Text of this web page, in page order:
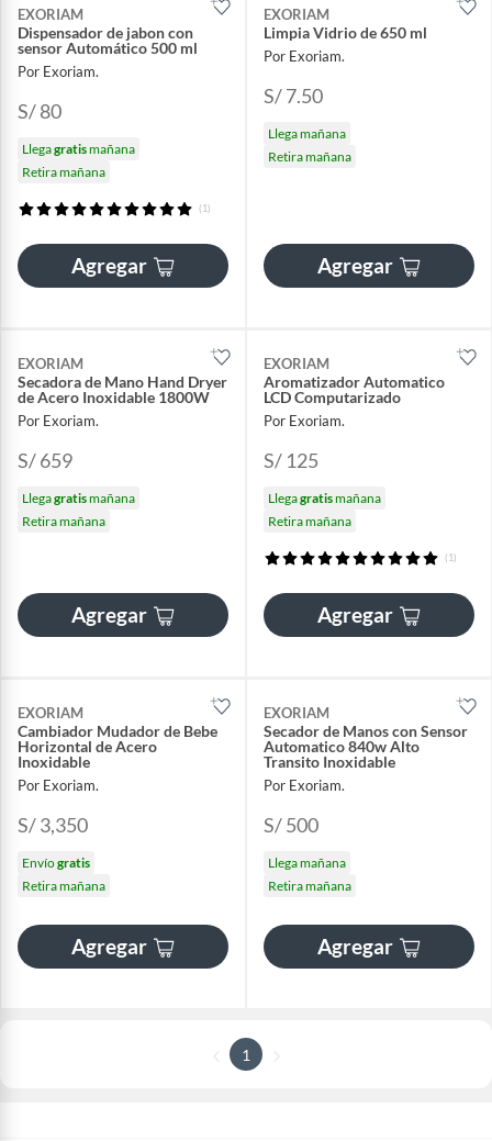
EXORIAM
Dispensador de jabon con
sensor Automático 500 ml
Por Exoriam.
S/ 80
Llegagratismañana
Retira mañana
(1)
Agregar
EXORIAM
Limpia Vidrio de 650 ml
Por Exoriam.
S/ 7.50
Llega mañana
Retira mañana
Agregar
EXORIAM
Secadora de Mano Hand Dryer
de Acero Inoxidable 1800W
Por Exoriam.
S/ 659
Llegagratismañana
Retira mañana
Agregar
EXORIAM
Aromatizador Automatico
LCD Computarizado
Por Exoriam.
S/ 125
Llegagratismañana
Retira mañana
(1)
Agregar
EXORIAM
Cambiador Mudador de Bebe
Horizontal de Acero
Inoxidable
Por Exoriam.
S/ 3,350
Envíogratis
Retira mañana
Agregar
EXORIAM
Secador de Manos con Sensor
Automatico 840w Alto
Transito Inoxidable
Por Exoriam.
S/ 500
Llega mañana
Retira mañana
Agregar
1